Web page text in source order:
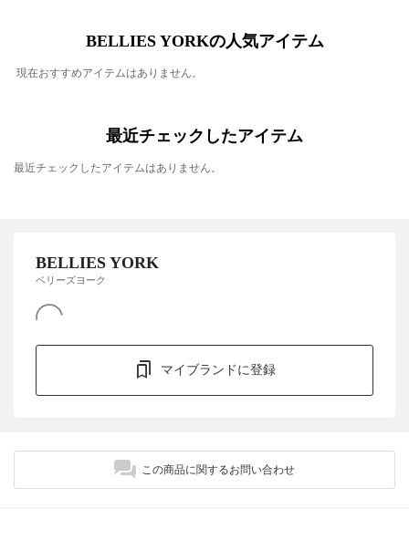
BELLIES YORKの人気アイテム
現在おすすめアイテムはありません。
最近チェックしたアイテム
最近チェックしたアイテムはありません。
BELLIES YORK
ベリーズヨーク
マイブランドに登録
この商品に関するお問い合わせ